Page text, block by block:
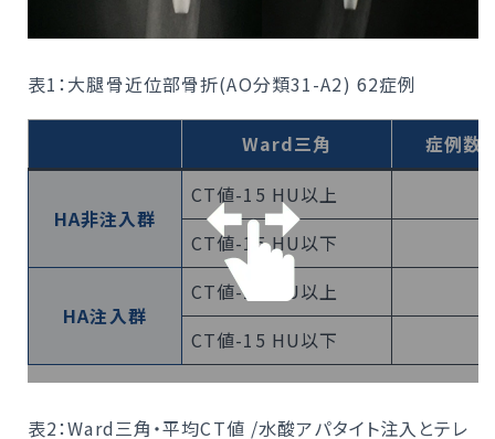
表1：大腿骨近位部骨折(AO分類31-A2) 62症例
Ward三角 症例数
HA非注入群
CT値-15 HU以上
CT値-15 HU以下
HA注入群
CT値-15 HU以上
CT値-15 HU以下
表2：Ward三角・平均CT値 /水酸アパタイト注入とテレ